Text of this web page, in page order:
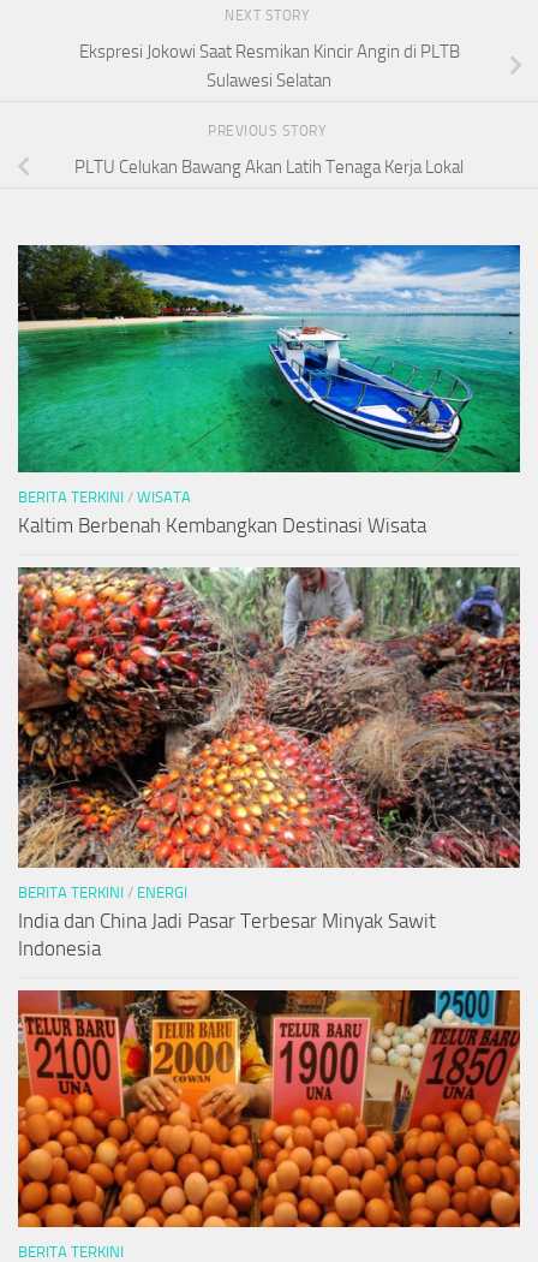
NEXT STORY
Ekspresi Jokowi Saat Resmikan Kincir Angin di PLTB
Sulawesi Selatan
PREVIOUS STORY
PLTU Celukan Bawang Akan Latih Tenaga Kerja Lokal
BERITA TERKINI / WISATA
Kaltim Berbenah Kembangkan Destinasi Wisata
BERITA TERKINI / ENERGI
India dan China Jadi Pasar Terbesar Minyak Sawit
Indonesia
BERITA TERKINI